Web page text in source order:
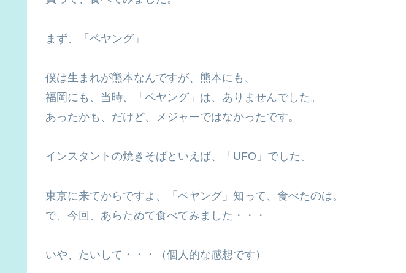
まず、「ペヤング」
僕は生まれが熊本なんですが、熊本にも、
福岡にも、当時、「ペヤング」は、ありませんでした。
あったかも、だけど、メジャーではなかったです。
インスタントの焼きそばといえば、「UFO」でした。
東京に来てからですよ、「ペヤング」知って、食べたのは。
で、今回、あらためて食べてみました・・・
いや、たいして・・・（個人的な感想です）